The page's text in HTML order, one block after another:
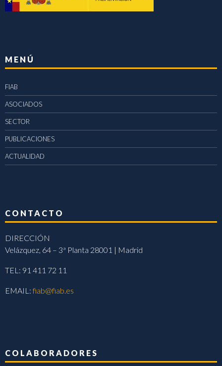
MENÚ
FIAB
ASOCIADOS
SECTOR
PUBLICACIONES
ACTUALIDAD
CONTACTO
DIRECCIÓN
Velázquez, 64 – 3ª Planta 28001 | Madrid
TEL: 91 411 72 11
EMAIL:fiab@fiab.es
COLABORADORES